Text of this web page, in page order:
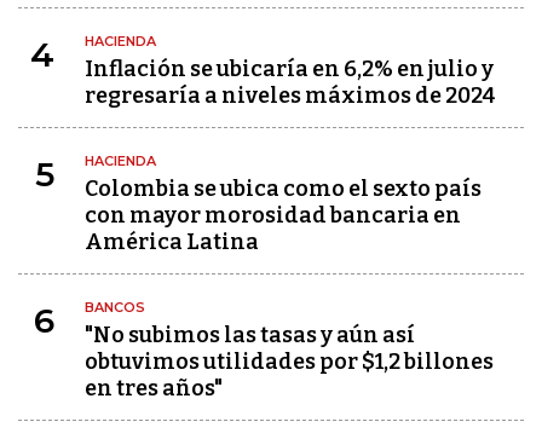
4 HACIENDA
Inflación se ubicaría en 6,2% en julio y
regresaría a niveles máximos de 2024
5 HACIENDA
Colombia se ubica como el sexto país
con mayor morosidad bancaria en
América Latina
6 BANCOS
"No subimos las tasas y aún así
obtuvimos utilidades por $1,2 billones
en tres años"